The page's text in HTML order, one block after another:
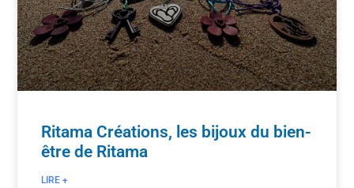
Ritama Créations, les bijoux du bien-
être de Ritama
LIRE +